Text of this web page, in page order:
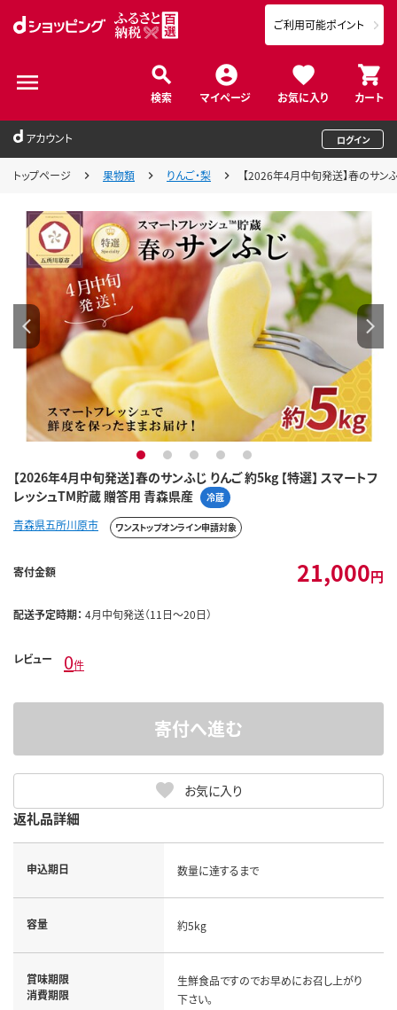
検索 マイページ お気に入り カート
ご利用可能ポイント
アカウント ログイン
トップページ 果物類 りんご・梨 【2026年4月中旬発送】春のサン
【2026年4月中旬発送】春のサンふじ りんご 約5kg 【特選】 スマートフ
レッシュTM貯蔵 贈答用 青森県産
冷蔵
1 2 3 4 5
青森県五所川原市 ワンストップオンライン申請対象
寄付金額 21,000円
配送予定時期： 4月中旬発送（11日～20日）
レビュー 0件
お気に入り
寄付へ進む
返礼品詳細
申込期日 数量に達するまで
容量 約5kg
賞味期限
消費期限
生鮮食品ですのでお早めにお召し上がり
下さい。